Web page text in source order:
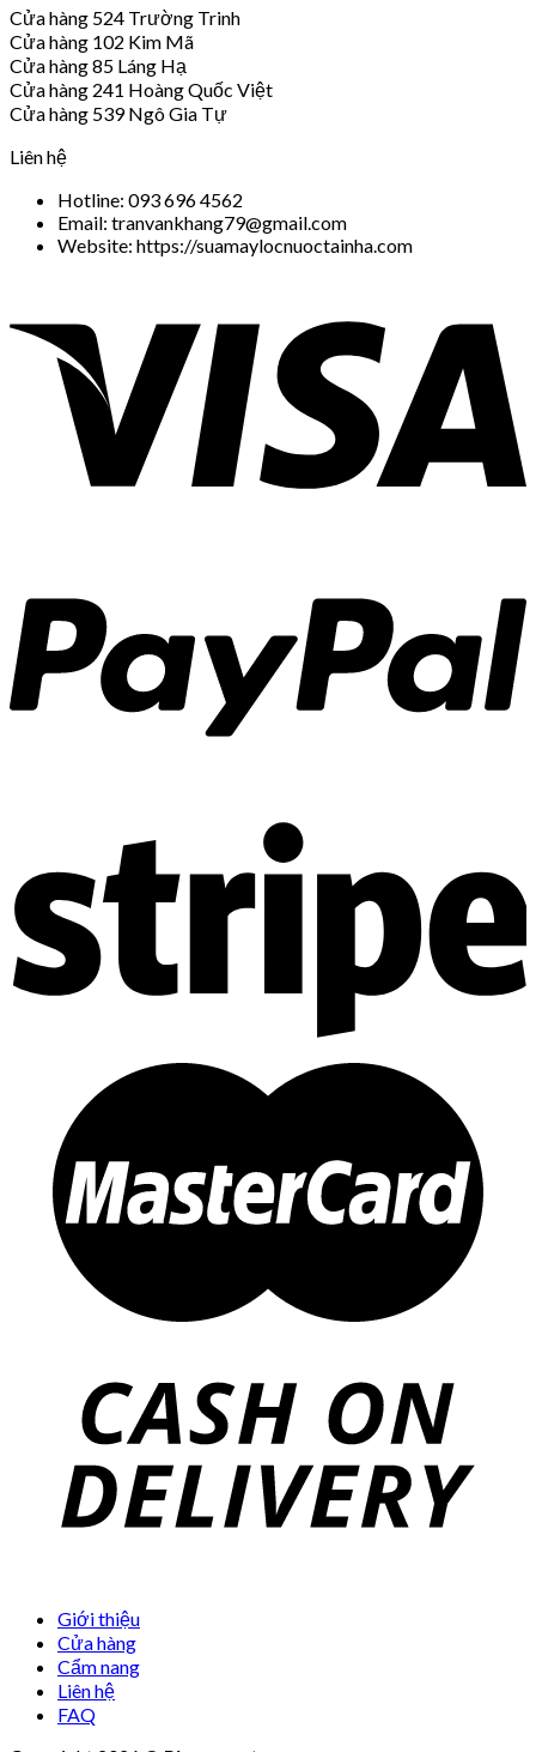
Cửa hàng 524 Trường Trinh
Cửa hàng 102 Kim Mã
Cửa hàng 85 Láng Hạ
Cửa hàng 241 Hoàng Quốc Việt
Cửa hàng 539 Ngô Gia Tự
Liên hệ
Hotline: 093 696 4562
Email: tranvankhang79@gmail.com
Website: https://suamaylocnuoctainha.com
Giới thiệu
Cửa hàng
Cẩm nang
Liên hệ
FAQ